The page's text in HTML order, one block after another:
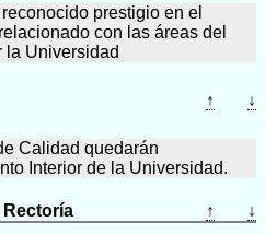
prestigio en el
con las áreas del
la Universidad
↑ ↓
Calidad quedarán
Interior de la Universidad.
Rectoría ↑ ↓